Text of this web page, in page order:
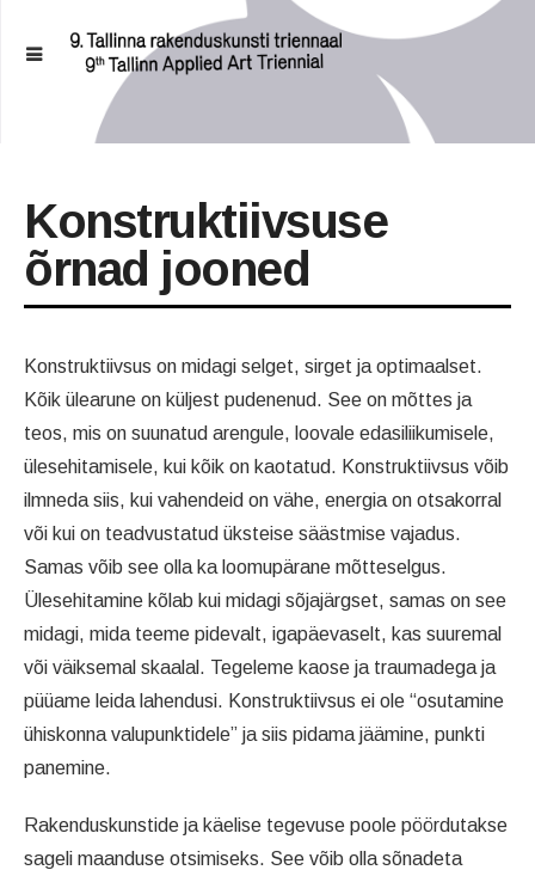
Konstruktiivsuse
õrnad jooned
Konstruktiivsus on midagi selget, sirget ja optimaalset.
Kõik ülearune on küljest pudenenud. See on mõttes ja
teos, mis on suunatud arengule, loovale edasiliikumisele,
ülesehitamisele, kui kõik on kaotatud. Konstruktiivsus võib
ilmneda siis, kui vahendeid on vähe, energia on otsakorral
või kui on teadvustatud üksteise säästmise vajadus.
Samas võib see olla ka loomupärane mõtteselgus.
Ülesehitamine kõlab kui midagi sõjajärgset, samas on see
midagi, mida teeme pidevalt, igapäevaselt, kas suuremal
või väiksemal skaalal. Tegeleme kaose ja traumadega ja
püüame leida lahendusi. Konstruktiivsus ei ole “osutamine
ühiskonna valupunktidele” ja siis pidama jäämine, punkti
panemine.
Rakenduskunstide ja käelise tegevuse poole pöördutakse
sageli maanduse otsimiseks. See võib olla sõnadeta